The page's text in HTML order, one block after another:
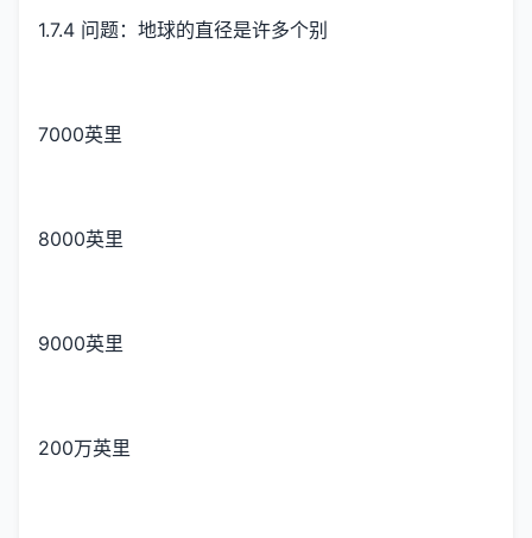
1.7.4 问题：地球的直径是许多个别
7000英里
8000英里
9000英里
200万英里